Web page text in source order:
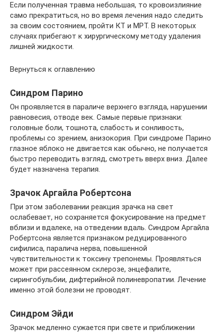
Если полученная травма небольшая, то кровоизлияние
само прекратиться, но во время лечения надо следить
за своим состоянием, пройти КТ и МРТ. В некоторых
случаях прибегают к хирургическому методу удаления
лишней жидкости.
Вернуться к оглавлению
Синдром Парино
Он проявляется в параличе верхнего взгляда, нарушении
равновесия, отводе век. Самые первые признаки:
головные боли, тошнота, слабость и сонливость,
проблемы со зрением, анизокория. При синдроме Парино
глазное яблоко не двигается как обычно, не получается
быстро переводить взгляд, смотреть вверх вниз. Далее
будет назначена терапия.
Зрачок Аргайла Робертсона
При этом заболевании реакция зрачка на свет
ослабевает, но сохраняется фокусирование на предмет
вблизи и вдалеке, на отведении вдаль. Синдром Аргайла
Робертсона является признаком редуцированного
сифилиса, паралича нерва, повышенной
чувствительности к токсину трепонемы. Проявляться
может при рассеянном склерозе, энцефалите,
сирингобульбии, дифтерийной полиневропатии. Лечение
именно этой болезни не проводят.
Синдром Эйди
Зрачок медленно сужается при свете и приближении